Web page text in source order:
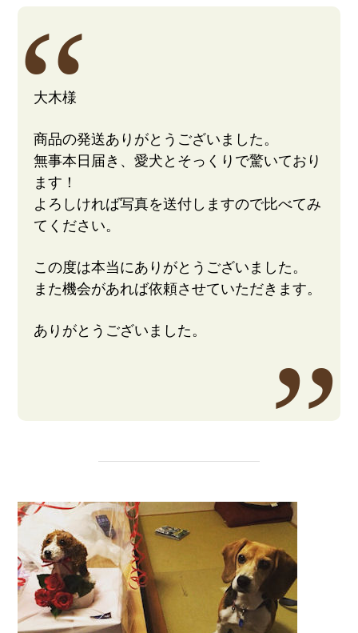
大木様
商品の発送ありがとうございました。
無事本日届き、愛犬とそっくりで驚いており
ます！
よろしければ写真を送付しますので比べてみ
てください。
この度は本当にありがとうございました。
また機会があれば依頼させていただきます。
ありがとうございました。